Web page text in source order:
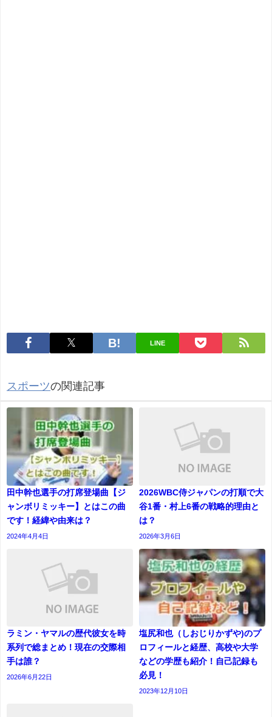
LINE
スポーツの関連記事
田中幹也選手の打席登場曲【ジ
ャンボリミッキー】とはこの曲
です！経緯や由来は？
2024年4月4日
2026WBC侍ジャパンの打順で大
谷1番・村上6番の戦略的理由と
は？
2026年3月6日
ラミン・ヤマルの歴代彼女を時
系列で総まとめ！現在の交際相
手は誰？
2026年6月22日
塩尻和也（しおじりかずや)のプ
ロフィールと経歴、高校や大学
などの学歴も紹介！自己記録も
必見！
2023年12月10日